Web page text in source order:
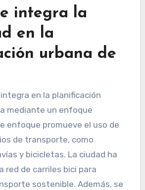
integra la
en la
urbana de
en la planificación
mediante un enfoque
enfoque promueve el uso de
de transporte, como
y bicicletas. La ciudad ha
red de carriles bici para
sostenible. Además, se